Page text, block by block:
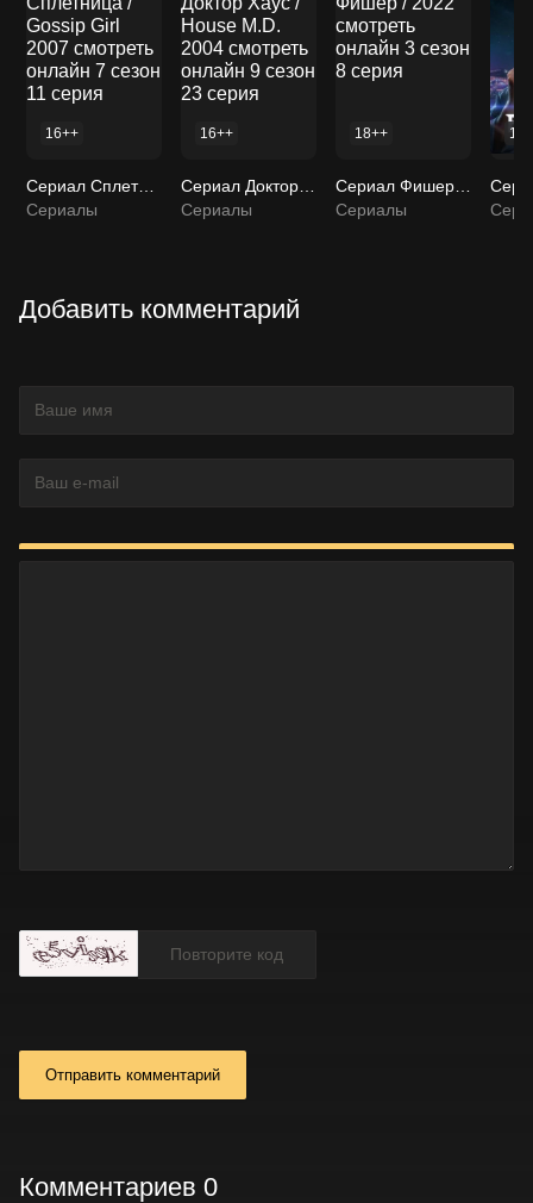
16++
Сериал Сплетница / Gossip Girl 2007 смотреть онлайн 7 сезон 11 серия
Сериалы
16++
Сериалы
18++
Сериалы
Добавить комментарий
Отправить комментарий
Комментариев 0